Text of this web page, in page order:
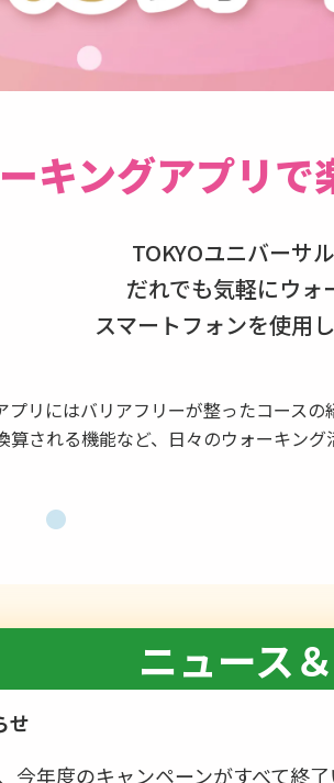
キングアプリで
TOKYOユニバーサ
だれでも気軽にウォ
スマートフォンを使用
プリにはバリアフリーが整ったコース
算される機能など、日々のウォーキング
ニュース
せ
今年度のキャンペーンがすべて終了